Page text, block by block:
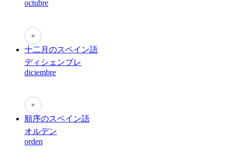
octubre
♥
十二月のスペイン語
ディシェンブレ
diciembre
♥
順序のスペイン語
オルデン
orden